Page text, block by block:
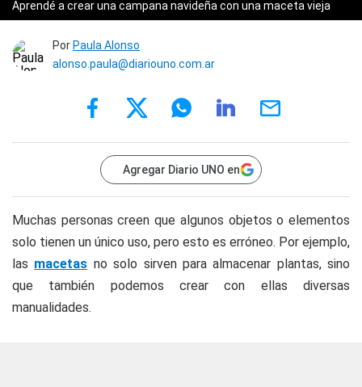
Aprendé a crear una campana navideña con una maceta vieja
Por Paula Alonso
alonso.paula@diariouno.com.ar
Agregar Diario UNO en
Muchas personas creen que algunos objetos o elementos
solo tienen un único uso, pero esto es erróneo. Por ejemplo,
las macetas no solo sirven para almacenar plantas, sino
que también podemos crear con ellas diversas
manualidades.